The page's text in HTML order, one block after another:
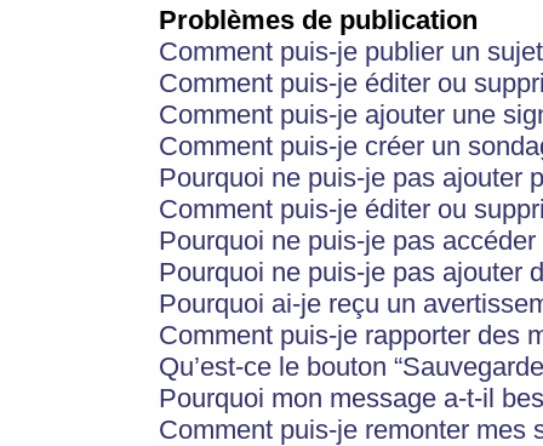
Problèmes de publication
Comment puis-je publier un
Comment puis-je éditer ou
Comment puis-je ajouter une
Comment puis-je créer un
Pourquoi ne puis-je pas ajouter
Comment puis-je éditer ou
Pourquoi ne puis-je pas
Pourquoi ne puis-je pas ajouter
Pourquoi ai-je reçu un
Comment puis-je rapporter des
Qu’est-ce le bouton
Pourquoi mon message a-t-il
Comment puis-je remonter mes